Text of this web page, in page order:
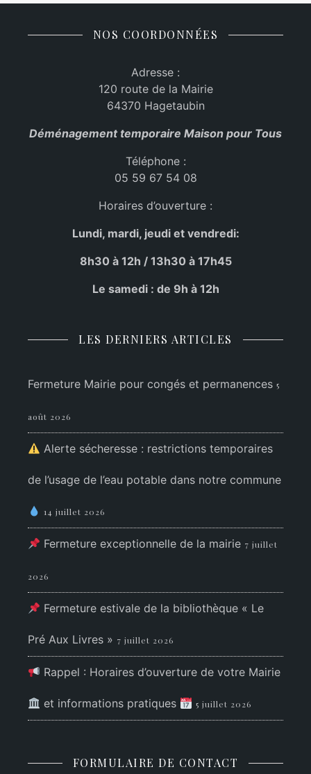
NOS COORDONNÉES
Adresse :
120 route de la Mairie
64370 Hagetaubin
Déménagement temporaire Maison pour Tous
Téléphone :
05 59 67 54 08
Horaires d’ouverture :
Lundi, mardi, jeudi et vendredi:
8h30 à 12h / 13h30 à 17h45
Le samedi : de 9h à 12h
LES DERNIERS ARTICLES
Fermeture Mairie pour congés et permanences 5
août 2026
Alerte sécheresse : restrictions temporaires
de l’usage de l’eau potable dans notre commune
14 juillet 2026
Fermeture exceptionnelle de la mairie 7 juillet
2026
Fermeture estivale de la bibliothèque « Le
Pré Aux Livres » 7 juillet 2026
Rappel : Horaires d’ouverture de votre Mairie
et informations pratiques 5 juillet 2026
FORMULAIRE DE CONTACT